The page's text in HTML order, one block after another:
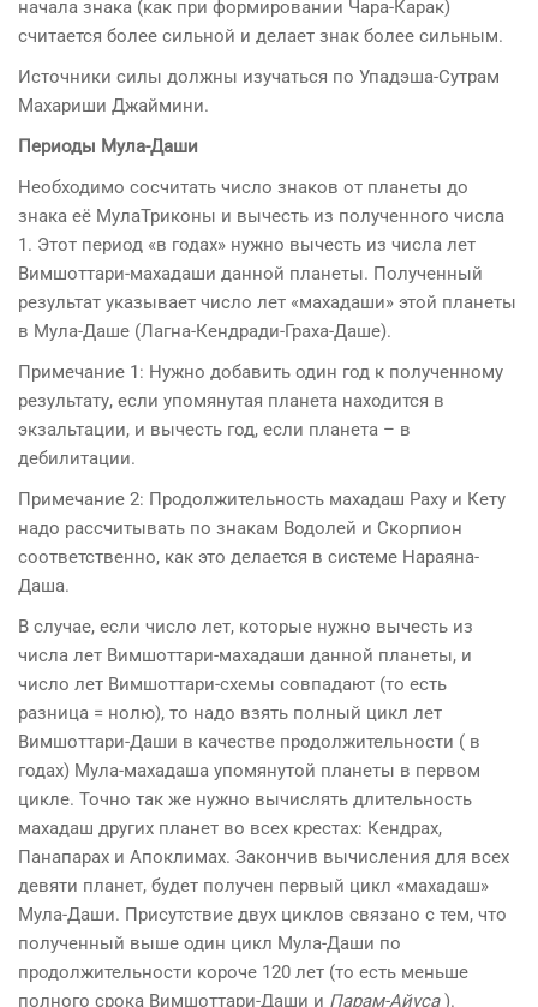
начала знака (как при формировании Чара-Карак)
считается более сильной и делает знак более сильным.
Источники силы должны изучаться по Упадэша-Сутрам
Махариши Джаймини.
Периоды Мула-Даши
Необходимо сосчитать число знаков от планеты до
знака её МулаТриконы и вычесть из полученного числа
1. Этот период «в годах» нужно вычесть из числа лет
Вимшоттари-махадаши данной планеты. Полученный
результат указывает число лет «махадаши» этой планеты
в Мула-Даше (Лагна-Кендради-Граха-Даше).
Примечание 1: Нужно добавить один год к полученному
результату, если упомянутая планета находится в
экзальтации, и вычесть год, если планета – в
дебилитации.
Примечание 2: Продолжительность махадаш Раху и Кету
надо рассчитывать по знакам Водолей и Скорпион
соответственно, как это делается в системе Нараяна-
Даша.
В случае, если число лет, которые нужно вычесть из
числа лет Вимшоттари-махадаши данной планеты, и
число лет Вимшоттари-схемы совпадают (то есть
разница = нолю), то надо взять полный цикл лет
Вимшоттари-Даши в качестве продолжительности ( в
годах) Мула-махадаша упомянутой планеты в первом
цикле. Точно так же нужно вычислять длительность
махадаш других планет во всех крестах: Кендрах,
Панапарах и Апоклимах. Закончив вычисления для всех
девяти планет, будет получен первый цикл «махадаш»
Мула-Даши. Присутствие двух циклов связано с тем, что
полученный выше один цикл Мула-Даши по
продолжительности короче 120 лет (то есть меньше
полного срока Вимшоттари-Даши и Парам-Айуса).